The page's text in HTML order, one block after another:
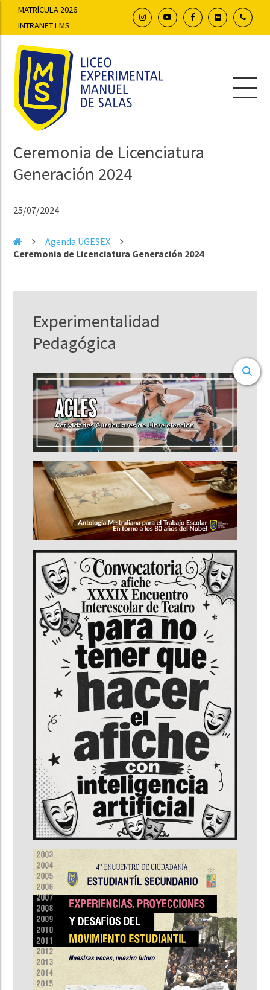
MATRÍCULA 2026
INTRANET LMS
Ceremonia de Licenciatura
Generación 2024
25/07/2024
Agenda UGESEX
Ceremonia de Licenciatura Generación 2024
Experimentalidad
Pedagógica